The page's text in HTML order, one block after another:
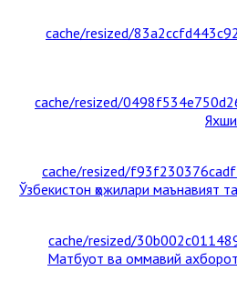
Ўзбекистон ҳожилари маънавият
Матбуот ва оммавий